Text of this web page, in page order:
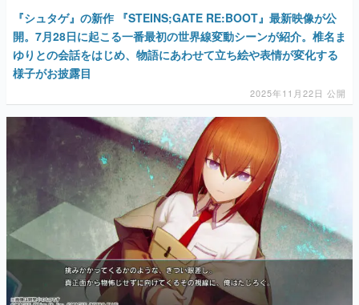
『シュタゲ』の新作 『STEINS;GATE RE:BOOT』最新映像が公
開。7月28日に起こる一番最初の世界線変動シーンが紹介。椎名ま
ゆりとの会話をはじめ、物語にあわせて立ち絵や表情が変化する
様子がお披露目
2025年11月22日 公開